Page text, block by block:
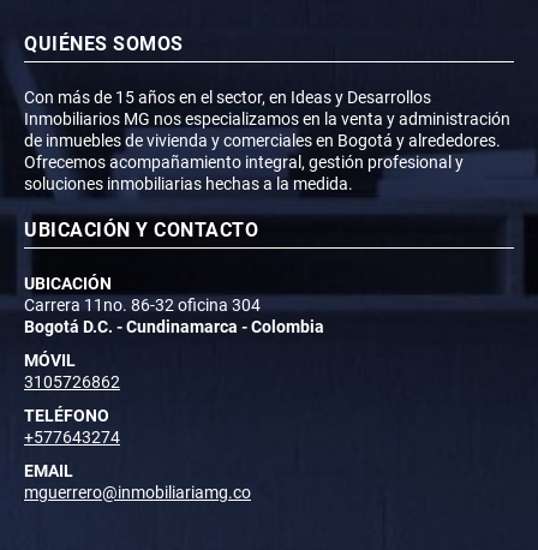
QUIÉNES SOMOS
Con más de 15 años en el sector, en Ideas y Desarrollos
Inmobiliarios MG nos especializamos en la venta y administración
de inmuebles de vivienda y comerciales en Bogotá y alrededores.
Ofrecemos acompañamiento integral, gestión profesional y
soluciones inmobiliarias hechas a la medida.
UBICACIÓN Y CONTACTO
UBICACIÓN
Carrera 11no. 86-32 oficina 304
Bogotá D.C. - Cundinamarca - Colombia
MÓVIL
3105726862
TELÉFONO
+577643274
EMAIL
mguerrero@inmobiliariamg.co